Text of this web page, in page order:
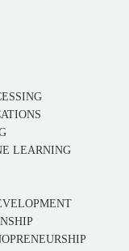
LEARNING